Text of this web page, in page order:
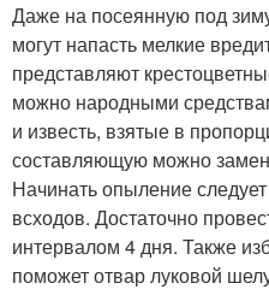
Даже на посеянную под
могут напасть мелкие
представляют
можно народными
и известь, взятые в
составляющую можно
Начинать опыление
всходов. Достаточно
интервалом 4 дня. Также
поможет отвар луковой